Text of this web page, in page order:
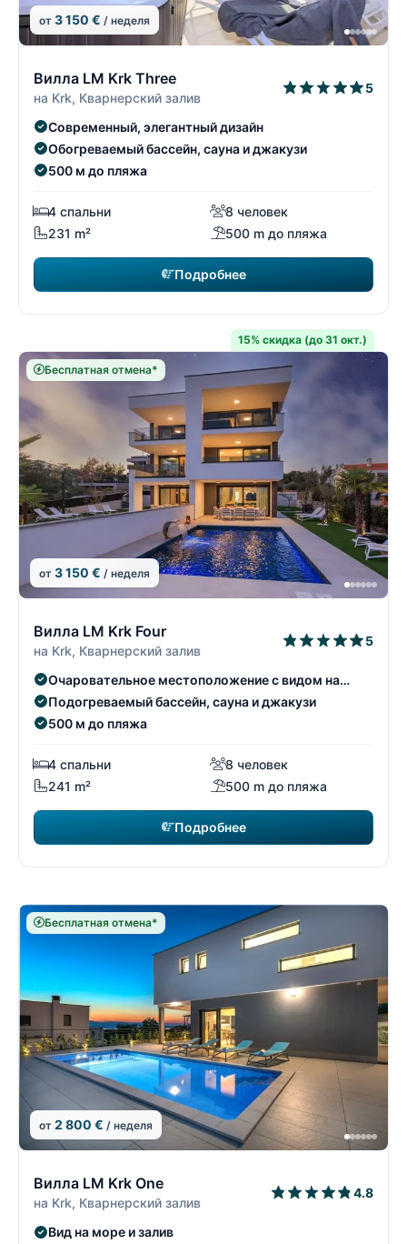
от 3 150 € / неделя
Вилла LM Krk Three
на Krk, Кварнерский залив
5
Современный, элегантный дизайн
Обогреваемый бассейн, сауна и джакузи
500 м до пляжа
4 спальни
8 человек
231 m²
500 m до пляжа
Подробнее
15% скидка (до 31 окт.)
Бесплатная отмена*
от 3 150 € / неделя
Вилла LM Krk Four
на Krk, Кварнерский залив
5
Очаровательное местоположение с видом на
море
Подогреваемый бассейн, сауна и джакузи
500 м до пляжа
4 спальни
8 человек
241 m²
500 m до пляжа
Подробнее
Бесплатная отмена*
от 2 800 € / неделя
Вилла LM Krk One
на Krk, Кварнерский залив
4.8
Вид на море и залив